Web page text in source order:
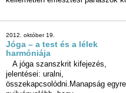
2012. október 19.
Jóga – a test és a lélek
harmóniája
A jóga szanszkrit kifejezés,
jelentései: uralni,
összekapcsolódni.Manapság egyre